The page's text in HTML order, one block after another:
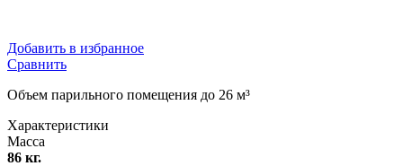
Добавить в избранное
Сравнить
Объем парильного помещения до 26 м³
Характеристики
Масса
86 кг.